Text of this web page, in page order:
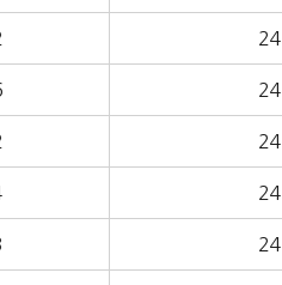
24
24
24
24
24